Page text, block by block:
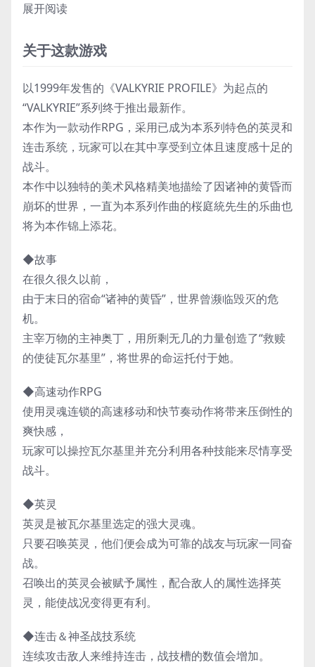
展开阅读
关于这款游戏
以1999年发售的《VALKYRIE PROFILE》为起点的
“VALKYRIE”系列终于推出最新作。
本作为一款动作RPG，采用已成为本系列特色的英灵和
连击系统，玩家可以在其中享受到立体且速度感十足的
战斗。
本作中以独特的美术风格精美地描绘了因诸神的黄昏而
崩坏的世界，一直为本系列作曲的桜庭統先生的乐曲也
将为本作锦上添花。
◆故事
在很久很久以前，
由于末日的宿命“诸神的黄昏”，世界曾濒临毁灭的危
机。
主宰万物的主神奥丁，用所剩无几的力量创造了“救赎
的使徒瓦尔基里”，将世界的命运托付于她。
◆高速动作RPG
使用灵魂连锁的高速移动和快节奏动作将带来压倒性的
爽快感，
玩家可以操控瓦尔基里并充分利用各种技能来尽情享受
战斗。
◆英灵
英灵是被瓦尔基里选定的强大灵魂。
只要召唤英灵，他们便会成为可靠的战友与玩家一同奋
战。
召唤出的英灵会被赋予属性，配合敌人的属性选择英
灵，能使战况变得更有利。
◆连击＆神圣战技系统
连续攻击敌人来维持连击，战技槽的数值会增加。